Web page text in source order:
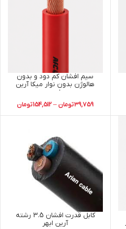
سیم افشان کم دود و بدون
هالوژن بدون نوار میکا آرین
ابهر
39,759تومان –
154,512تومان
کابل قدرت افشان 3.5 رشته
آرین ابهر